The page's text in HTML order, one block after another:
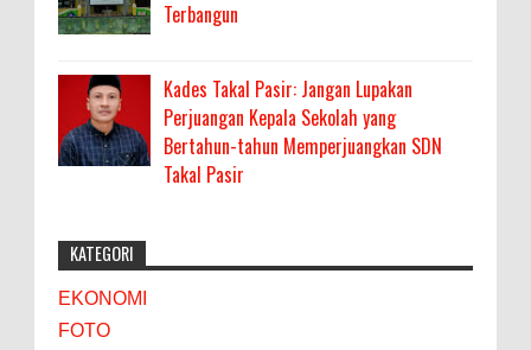
Terbangun
Kades Takal Pasir: Jangan Lupakan
Perjuangan Kepala Sekolah yang
Bertahun-tahun Memperjuangkan SDN
Takal Pasir
KATEGORI
EKONOMI
FOTO